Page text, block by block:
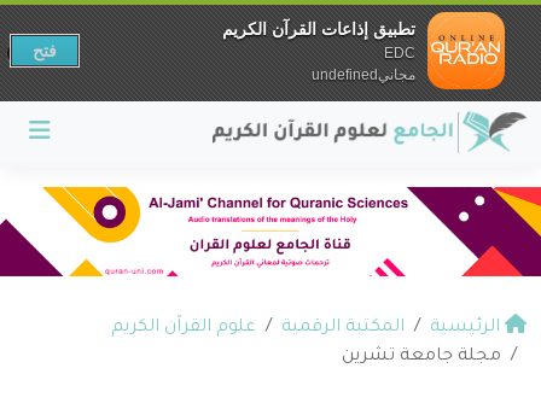
الرئيسية المكتبة الرقمية
علوم القرآن الكريم
مجلة جامعة تشرين
تطبيق إذاعات القرآن الكريم
EDC
مجانيundefined
فتح